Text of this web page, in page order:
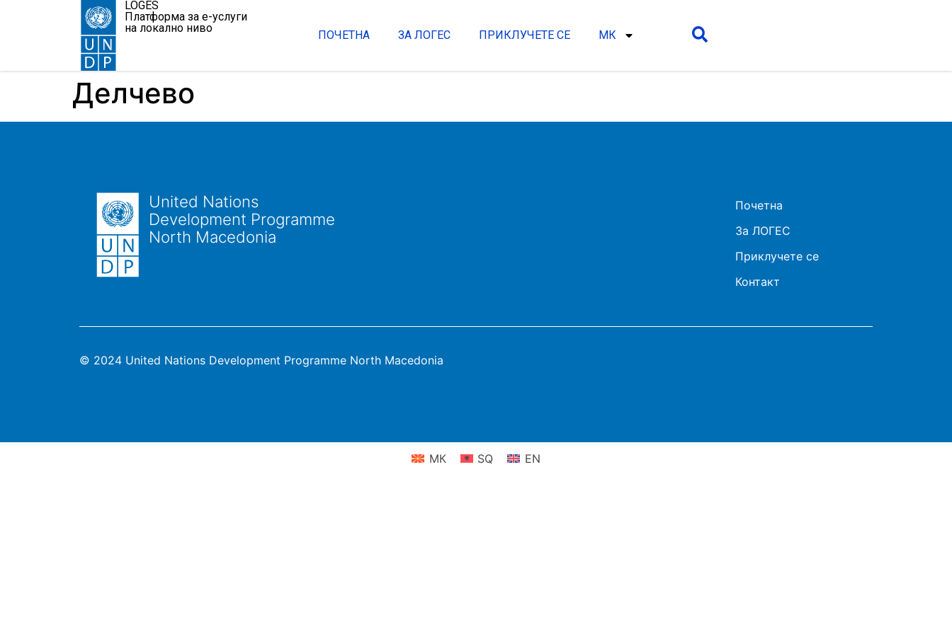
LOGES
Платформа за е-услуги
на локално ниво
ПОЧЕТНА ЗА ЛОГЕС ПРИКЛУЧЕТЕ СЕ МК
Делчево
United Nations
Development Programme
North Macedonia
Почетна
За ЛОГЕС
Приклучете се
Контакт
© 2024 United Nations Development Programme North Macedonia
МК SQ EN